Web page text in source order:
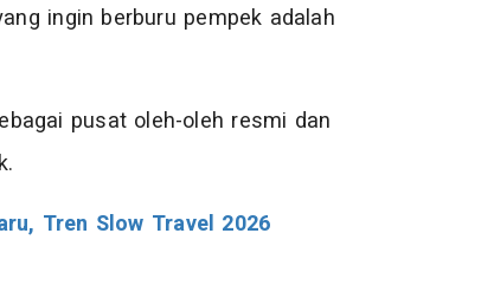
ingin berburu pempek adalah
pusat oleh-oleh resmi dan
Tren Slow Travel 2026